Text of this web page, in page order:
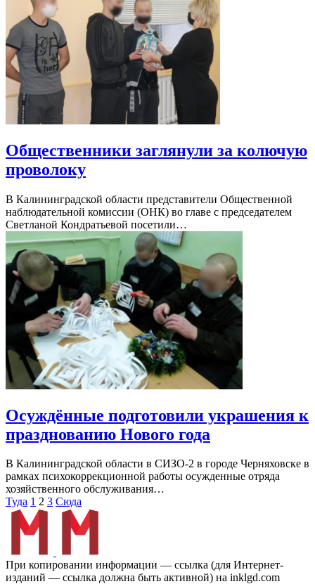
Общественники заглянули за колючую
проволоку
В Калининградской области представители Общественной
наблюдательной комиссии (ОНК) во главе с председателем
Светланой Кондратьевой посетили…
Осуждённые подготовили украшения к
празднованию Нового года
В Калининградской области в СИЗО-2 в городе Черняховске в
рамках психокоррекционной работы осужденные отряда
хозяйственного обслуживания…
Пагинация
записей
Туда 1 2 3 Сюда
При копировании информации — ссылка (для Интернет-
изданий — ссылка должна быть активной) на inklgd.com